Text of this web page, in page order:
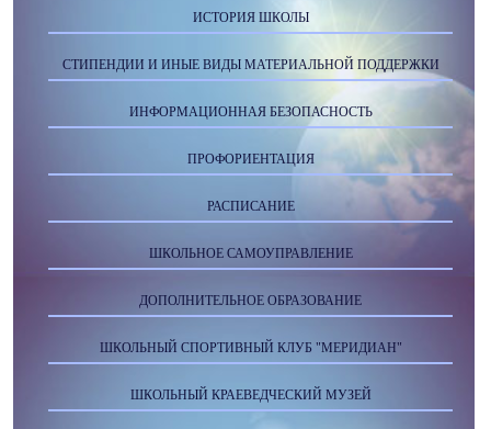
ИСТОРИЯ ШКОЛЫ
СТИПЕНДИИ И ИНЫЕ ВИДЫ МАТЕРИАЛЬНОЙ ПОДДЕРЖКИ
ИНФОРМАЦИОННАЯ БЕЗОПАСНОСТЬ
ПРОФОРИЕНТАЦИЯ
РАСПИСАНИЕ
ШКОЛЬНОЕ САМОУПРАВЛЕНИЕ
ДОПОЛНИТЕЛЬНОЕ ОБРАЗОВАНИЕ
ШКОЛЬНЫЙ СПОРТИВНЫЙ КЛУБ "МЕРИДИАН"
ШКОЛЬНЫЙ КРАЕВЕДЧЕСКИЙ МУЗЕЙ